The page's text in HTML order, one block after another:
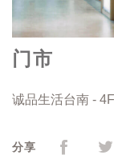
分享
门市
诚品生活台南 - 4F